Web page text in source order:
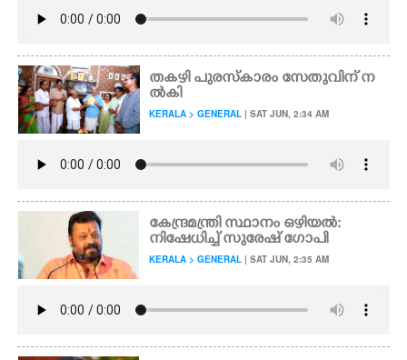
തകഴി പുരസ്കാരം സേതുവിന് ന
ൽകി
KERALA > GENERAL | SAT JUN, 2:34 AM
കേന്ദ്രമന്ത്രി സ്ഥാനം ഒഴിയൽ:
നിഷേധിച്ച് സുരേഷ് ഗോപി
KERALA > GENERAL | SAT JUN, 2:35 AM